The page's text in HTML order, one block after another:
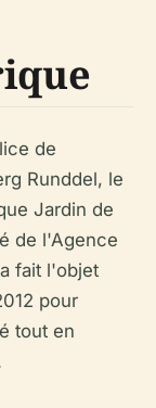
de
Runddel, le
Jardin de
de l'Agence
fait l'objet
pour
tout en